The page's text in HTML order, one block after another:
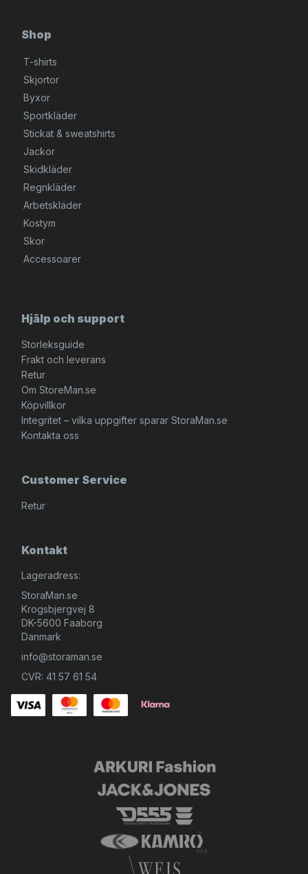
Shop
T-shirts
Skjortor
Byxor
Sportkläder
Stickat & sweatshirts
Jackor
Skidkläder
Regnkläder
Arbetskläder
Kostym
Skor
Accessoarer
Hjälp och support
Storleksguide
Frakt och leverans
Retur
Om StoreMan.se
Köpvillkor
Integritet – vilka uppgifter sparar StoraMan.se
Kontakta oss
Customer Service
Retur
Kontakt
Lageradress:
StoraMan.se
Krogsbjergvej 8
DK-5600 Faaborg
Danmark
info@storaman.se
CVR: 41 57 61 54